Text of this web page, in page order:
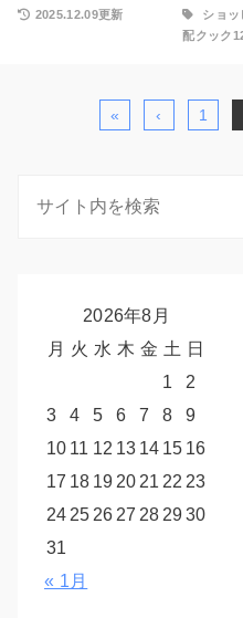
2025.12.09更新 ショッ
配クック
« ‹ 1
2026年8月
月 火 水 木 金 土 日
1
2
3
4 5 6 7 8
9
10 11 12 13 14 15 16
17 18 19 20 21 22 23
24 25 26 27 28 2930
31
« 1月